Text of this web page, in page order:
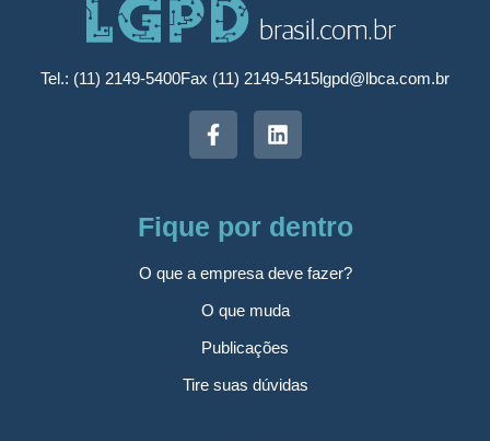
Tel.: (11) 2149-5400Fax (11) 2149-5415lgpd@lbca.com.br
Fique por dentro
O que a empresa deve fazer?
O que muda
Publicações
Tire suas dúvidas